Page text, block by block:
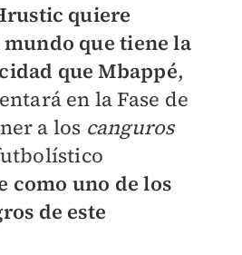
quiere
que tiene la
que Mbappé,
en la Fase de
a los canguros
como uno de los
de este